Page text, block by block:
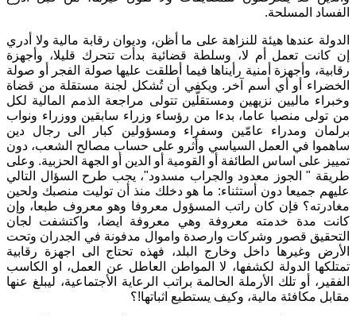
الفساد المسلحة.
الدولة عندها هيئة للنزاهة على ما أظن، وديوان رقابة مالية ولا أدري
إن كانت تعمل أم لا، وسلطة قضائية بدأت تتحرك قليلا، وأجهزة
رقابية، وأجهزة أمنية رأيناها فيما أطلقت عليها صولة الفجر أو صولة
الخضراء أو أي أسم آخر. ويكفي أن تُشكل لجنة مستقلة من قضاة
وخبراء ماليين نزيهين ومستقلّين تتولى مراجعة الذمم المالية لكل
من تولى منصبا عاما، بدءا من رؤساء وزراء سابقين ووزراء ونواب
برلمان ومدراء عامّين وسفراء ومسؤولين كبار الى رجال دين
ساهموا في العمل السياسي وأثرو على حساب مصالح الشعب، دون
تمييز على اساس الطائفة أو القومية أو الدين أو الجهة الحزبية. وعلى
طريقة " الجوز معدود والجراب مسدود"، يجب طرح السؤال التالي
عليهم جميعا دون أستثناء: ما هو دخلك منذ أن توليت منصبك ولحين
مغادرته؟ فإن كان راتب المسؤول معروفا وهو معروف طبعا، وإن
كانت مدة خدمته معروفة وهي معروفة ايضا، واكتشفت لجان
التحقيق قصور وشركات وارصدة واموال مدفونة في الجدران وتحت
الأرض وغيرها داخل وخارج البلد، فهذه تحتاج الى اجهزة رقابية
تمتلكها الدولة لكشفها، لا المواطن العاطل عن العمل، او الكاسب
الفقير، أو تلك الأرملة الحالمة براتب الرعاية الأجتماعية، ليبلغ عنها
مقابل مكافئة مالية، وكيف يستطيع اثباتها!؟